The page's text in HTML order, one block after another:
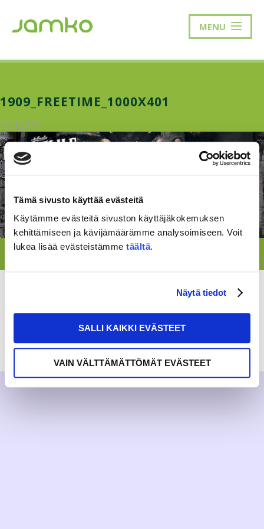
Tämä sivusto käyttää evästeitä
Käytämme evästeitä sivuston käyttäjäkokemuksen
kehittämiseen ja kävijämäärämme analysoimiseen. Voit
lukea lisää evästeistämme täältä.
Näytä tiedot
SALLI KAIKKI EVÄSTEET
VAIN VÄLTTÄMÄTTÖMÄT EVÄSTEET
MENU
1909_FREETIME_1000X401
19.9.2019